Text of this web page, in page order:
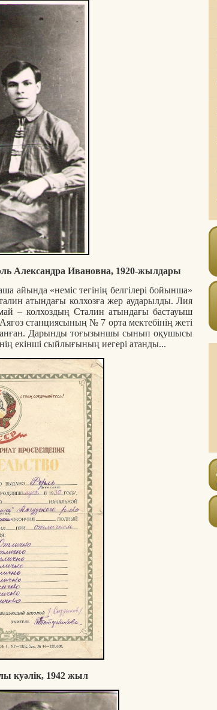
Александра Ивановна, 1920-жылдары
«неміс тегінің белгілері бойынша»
атындағы колхозға жер аударылды. Лия
– колхоздың Сталин атындағы бастауыш
станциясының № 7 орта мектебінің жеті
Дарынды тоғызыншы сынып оқушысы
екінші сыйлығының иегері атанды...
куәлік, 1942 жыл